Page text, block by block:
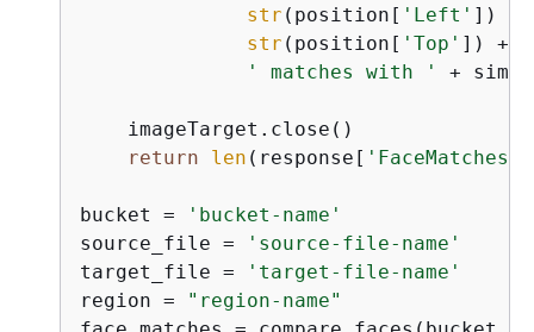
str (position[ 'Left' ]) +
str (position[ 'Top' ]) +
' matches with '
+
    imageTarget.close()
return
len (response[ 'FaceMatches'
bucket =
'bucket-name'
source_file =
'source-file-name'
target_file =
'target-file-name'
region =
"region-name"